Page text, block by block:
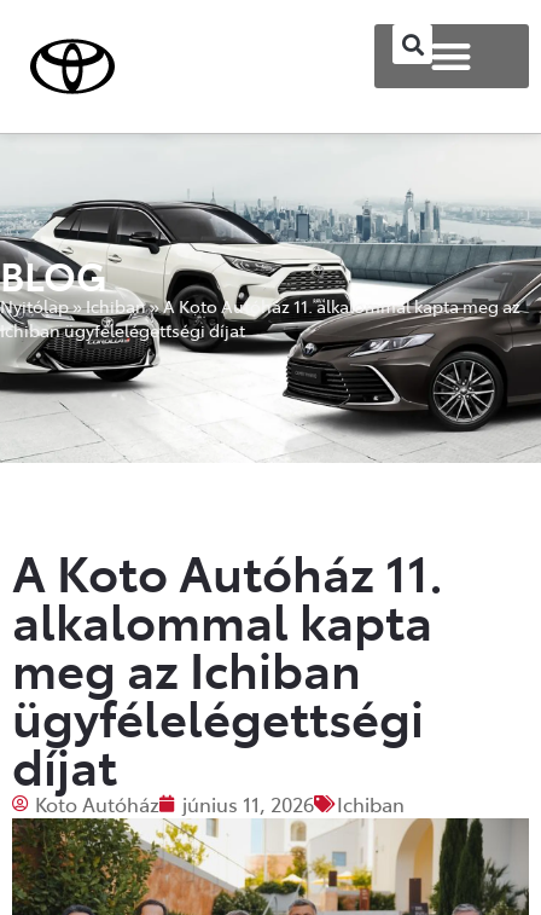
BLOG
Nyitólap»Ichiban»A Koto Autóház 11. alkalommal kapta meg az
Ichiban ügyfélelégettségi díjat
A Koto Autóház 11.
alkalommal kapta
meg az Ichiban
ügyfélelégettségi
díjat
Koto Autóház június 11, 2026 Ichiban